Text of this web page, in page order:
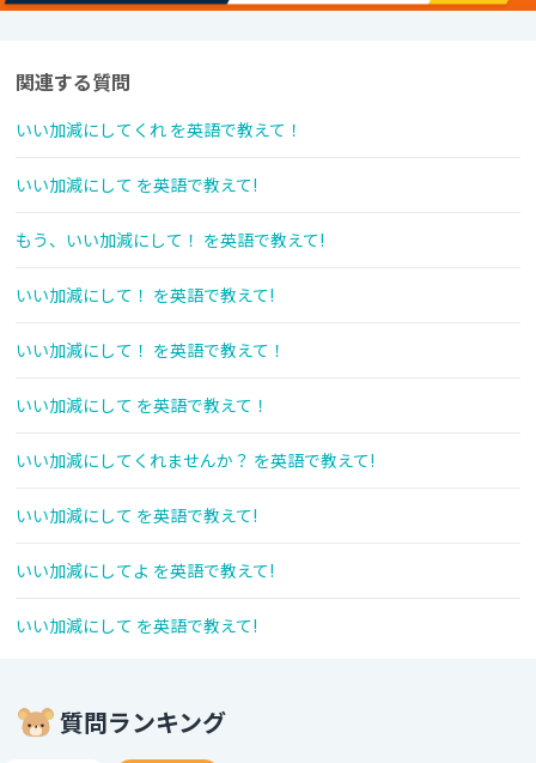
関連する質問
いい加減にしてくれ を英語で教えて！
いい加減にして を英語で教えて!
もう、いい加減にして！ を英語で教えて!
いい加減にして！ を英語で教えて!
いい加減にして！ を英語で教えて！
いい加減にして を英語で教えて！
いい加減にしてくれませんか？ を英語で教えて!
いい加減にして を英語で教えて!
いい加減にしてよ を英語で教えて!
いい加減にして を英語で教えて!
質問ランキング